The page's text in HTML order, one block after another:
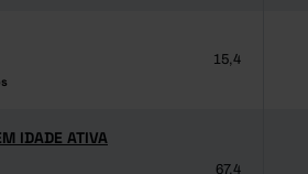
15,4
IDADE ATIVA
IDADE ATIVA
67,4